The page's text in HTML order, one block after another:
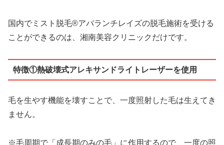
国内でミスト脱毛®アバランチレイズの脱毛施術を受ける
ことができるのは、湘南美容クリニックだけです。
特徴①熱破壊式アレキサンドライトレーザーを使用
毛を生やす機能を壊すことで、一度照射した毛は生えてき
ません。
※毛周期で「成長期のみの毛」に作用するので、一度の照